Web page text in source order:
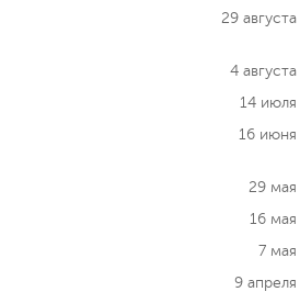
29
4
14 июля
16 июня
29 мая
16
7
9